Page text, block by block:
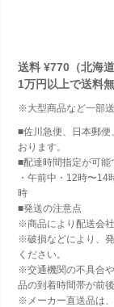
送料 ¥770（北海
1万円以上で送料
※大型商品など一部
■佐川急便、日本郵
おります。
■配達時間指定が可能
・午前中・12時〜
時
■発送の注意点
※商品により配送会社
※破損などにより、
ください。
※交通機関の不具合
品の到着時間帯が前
※メーカー直送品は